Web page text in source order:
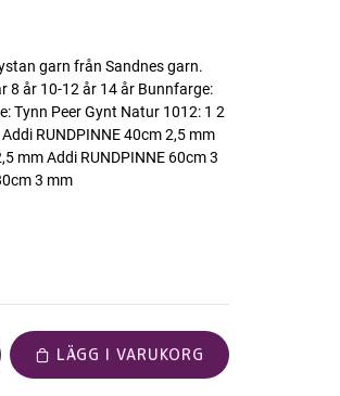
garn från Sandnes garn.
8 år 10-12 år 14 år Bunnfarge:
Tynn Peer Gynt Natur 1012: 1 2
RUNDPINNE 40cm 2,5 mm
mm Addi RUNDPINNE 60cm 3
3 mm
LÄGG I VARUKORG